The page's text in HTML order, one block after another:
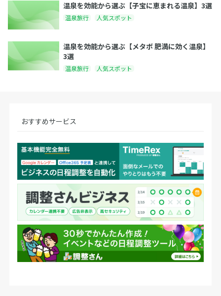
温泉を効能から選ぶ【子宝に恵まれる温泉】3選
温泉旅行 人気スポット
温泉を効能から選ぶ【メタボ 肥満に効く温泉】
3選
温泉旅行 人気スポット
おすすめサービス